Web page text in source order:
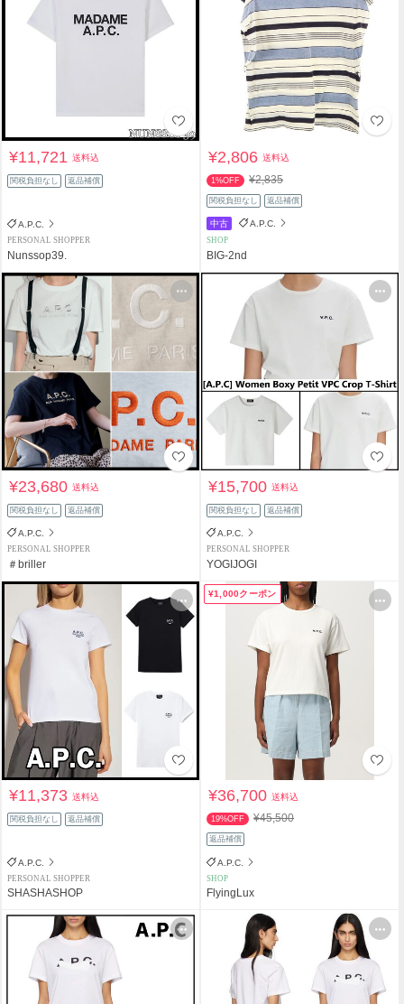
¥11,721送料込
関税負担なし 返品補償
A.P.C.
PERSONAL SHOPPER
Nunssop39.
¥2,806送料込
1%OFF ¥2,835
関税負担なし 返品補償
中古 A.P.C.
SHOP
BIG-2nd
¥23,680送料込
関税負担なし 返品補償
A.P.C.
PERSONAL SHOPPER
＃briller
¥15,700送料込
関税負担なし 返品補償
A.P.C.
PERSONAL SHOPPER
YOGIJOGI
¥11,373送料込
関税負担なし 返品補償
A.P.C.
PERSONAL SHOPPER
SHASHASHOP
¥1,000クーポン
¥36,700送料込
19%OFF ¥45,500
返品補償
A.P.C.
SHOP
FlyingLux